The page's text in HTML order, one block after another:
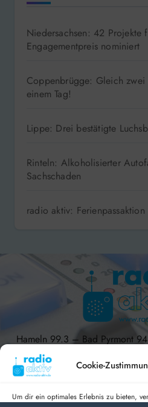
Cookie-
Um dir ein optimales Erlebnis zu bieten,
Neue Beiträge
Niedersachsen: 42 Projekte
Coppenbrügge: Gleich zwei
Rinteln: Alkoholisierter
Hameln 99.3 – Bad Pyrmont
DAB+